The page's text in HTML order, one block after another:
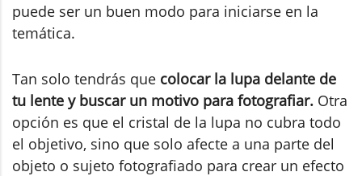
puede ser un buen modo para iniciarse en la
temática.
Tan solo tendrás que colocar la lupa delante de
tu lente y buscar un motivo para fotografiar. Otra
opción es que el cristal de la lupa no cubra todo
el objetivo, sino que solo afecte a una parte del
objeto o sujeto fotografiado para crear un efecto